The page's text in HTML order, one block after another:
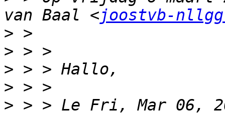
van Baal <joostvb-nllgg
>
>
>
>
> > > Le Fri, Mar 06,